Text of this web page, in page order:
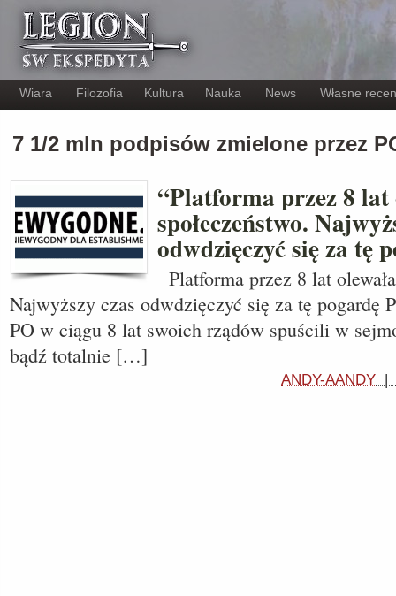
Wiara Filozofia Kultura Nauka News Własne
7 1/2 mln podpisów zmielone przez
“Platforma przez 8 lat
społeczeństwo.
odwdzięczyć się za tę
Platforma przez 8 lat
Najwyższy czas odwdzięczyć się za tę pogardę
PO w ciągu 8 lat swoich rządów spuścili w
bądź totalnie […]
ANDY-AANDY |